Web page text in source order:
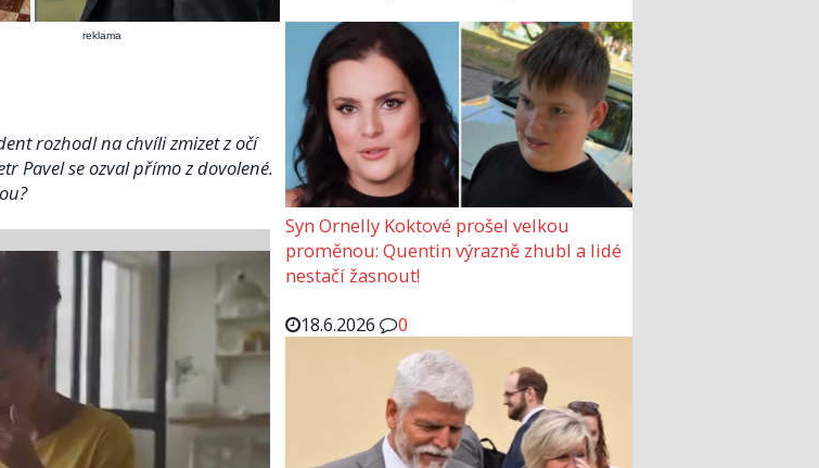
reklama
rozhodl na chvíli zmizet z očí
Pavel se ozval přímo z dovolené.
Syn Ornelly Koktové prošel velkou
proměnou: Quentin výrazně zhubl a lidé
nestačí žasnout!
18.6.2026
0